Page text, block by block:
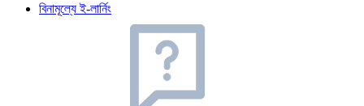
বিনামূল্যে ই-লার্নিং